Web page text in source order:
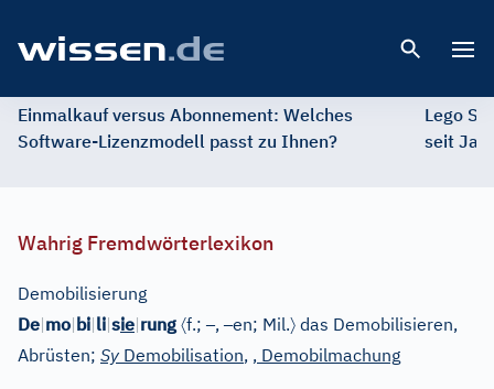
Einmalkauf versus Abonnement: Welches
Software-Lizenzmodell passt zu Ihnen?
Lego
seit
Wahrig Fremdwörterlexikon
Demobilisierung
De|mo|bi|li|sie|rung 〈f.;–,–en; Mil.〉 das Demobilisieren,
Abrüsten; Sy Demobilisation, , Demobilmachung